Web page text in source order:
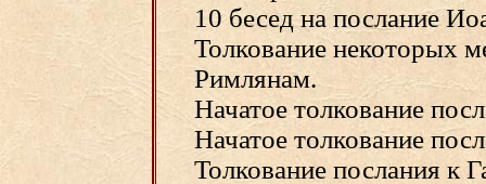
10 бесед на послание
Толкование некоторых
Римлянам.
Начатое толкование
Начатое толкование
Толкование послания к